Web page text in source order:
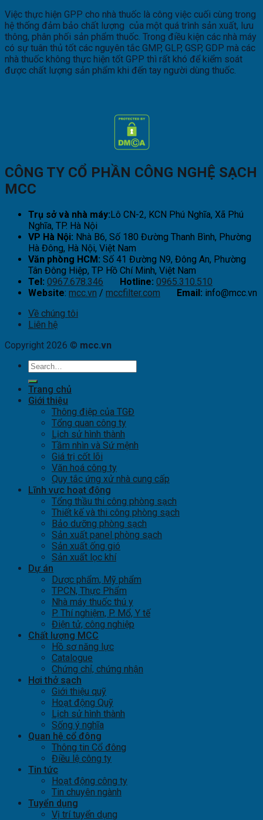
Việc thực hiện GPP cho nhà thuốc là công việc cuối cùng trong
hệ thống đảm bảo chất lượng của một quá trình sản xuất, lưu
thông, phân phối sản phẩm thuốc. Trong điều kiện các nhà máy
có sự tuân thủ tốt các nguyên tắc GMP, GLP, GSP, GDP mà các
nhà thuốc không thực hiện tốt GPP thì rất khó để kiểm soát
được chất lượng sản phẩm khi đến tay người dùng thuốc.
CÔNG TY CỔ PHẦN CÔNG NGHỆ SẠCH
MCC
Trụ sở và nhà máy:Lô CN-2, KCN Phú Nghĩa, Xã Phú
Nghĩa, TP. Hà Nội
VP Hà Nội: Nhà B6, Số 180 Đường Thanh Bình, Phường
Hà Đông, Hà Nội, Việt Nam
Văn phòng HCM: Số 41 Đường N9, Đông An, Phường
Tân Đông Hiệp, TP Hồ Chí Minh, Việt Nam
Tel: 0967.678.346 Hotline: 0965.310.510
Website: mcc.vn / mccfilter.com Email: info@mcc.vn
Về chúng tôi
Liên hệ
Copyright 2026 © mcc.vn
Trang chủ
Giới thiệu
Thông điệp của TGĐ
Tổng quan công ty
Lịch sử hình thành
Tầm nhìn và Sứ mệnh
Giá trị cốt lõi
Văn hoá công ty
Quy tắc ứng xử nhà cung cấp
Lĩnh vực hoạt động
Tổng thầu thi công phòng sạch
Thiết kế và thi công phòng sạch
Bảo dưỡng phòng sạch
Sản xuất panel phòng sạch
Sản xuất ống gió
Sản xuất lọc khí
Dự án
Dược phẩm, Mỹ phẩm
TPCN, Thực Phẩm
Nhà máy thuốc thú y
P. Thí nghiệm, P. Mổ, Y tế
Điện tử, công nghiệp
Chất lượng MCC
Hồ sơ năng lực
Catalogue
Chứng chỉ, chứng nhận
Hơi thở sạch
Giới thiệu quỹ
Hoạt động Quỹ
Lịch sử hình thành
Sống ý nghĩa
Quan hệ cổ đông
Thông tin Cổ đông
Điều lệ công ty
Tin tức
Hoạt động công ty
Tin chuyên ngành
Tuyển dụng
Vị trí tuyển dụng